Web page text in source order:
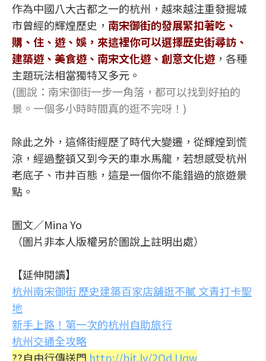
作為中國八大古都之一的杭州，越來越注重發掘城
市曾經的輝煌歷史， 南宋御街的發展緊扣著吃、
購、住、遊、娛，來這裡你可以選擇歷史街尋訪、
建築遊、美食遊、南宋文化遊、創意文化遊 ，各種
主題玩法相當獨特又多元。
(圖說：南宋御街一步一角落，都可以找到好拍的
景。一個多小時時間真的逛不完呀！)
除此之外，這條街經歷了時代大變遷，從輝煌到慌
涼，經過整頓又到今天的車水馬龍，若想感受杭州
老底子、市井百態，這是一個你不能錯過的旅遊景
點。
圖文／Mina Yo
（圖片非本人版權另於圖說上註明出處）
【延伸閱讀】
杭州南宋御街 歷史建築百家店舖逛不膩 文青打卡聖
地
新手上路！第一次的杭州自助旅行
杭州交通全攻略
??自由行傳送門 http://bit.ly/2QdJJqw